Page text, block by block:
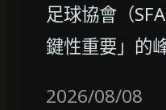
足球協會（
鍵性重要」的
2026/08/08